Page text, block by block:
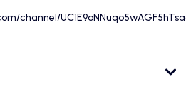
channel/